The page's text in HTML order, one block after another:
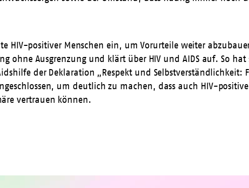
HIV-positiver Menschen ein, um Vorurteile weiter
ohne Ausgrenzung und klärt über HIV und AIDS auf. So
der Deklaration „Respekt und Selbstverständlichkeit:
um deutlich zu machen, dass auch HIV-positive
vertrauen können.